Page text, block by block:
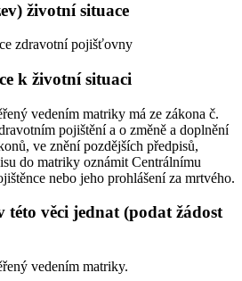
životní situace
zdravotní pojišťovny
k životní situaci
vedením matriky má ze zákona č.
pojištění a o změně a doplnění
ve znění pozdějších předpisů,
do matriky oznámit Centrálnímu
nebo jeho prohlášení za mrtvého.
věci jednat (podat žádost
vedením matriky.